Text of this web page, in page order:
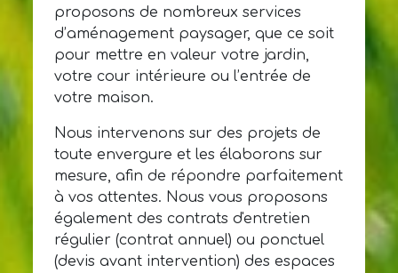
proposons de nombreux services
d’aménagement paysager, que ce soit
pour mettre en valeur votre jardin,
votre cour intérieure ou l’entrée de
votre maison.
Nous intervenons sur des projets de
toute envergure et les élaborons sur
mesure, afin de répondre parfaitement
à vos attentes. Nous vous proposons
également des contrats d'entretien
régulier (contrat annuel) ou ponctuel
(devis avant intervention) des espaces